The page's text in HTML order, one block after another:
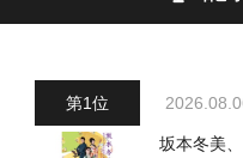
坂本冬美